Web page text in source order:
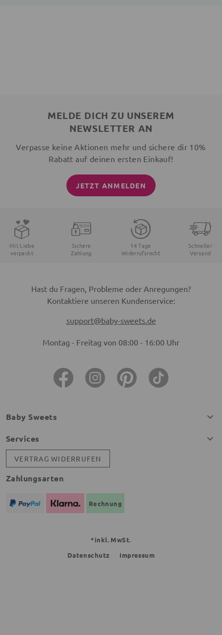
MELDE DICH ZU UNSEREM
NEWSLETTER AN
Verpasse keine Aktionen mehr und sichere dir 10%
Rabatt auf deinen ersten Einkauf!
JETZT ANMELDEN
Mit Liebe
verpackt
Sichere
Zahlung
14 Tage
Widerrufsrecht
Schneller
Versand
Hast du Fragen, Probleme oder Anregungen?
Kontaktiere unseren Kundenservice:
support@baby-sweets.de
Montag - Freitag von 08:00 - 16:00 Uhr
Baby Sweets
Services
VERTRAG WIDERRUFEN
Zahlungsarten
Rechnung
*inkl. MwSt.
Datenschutz
Impressum